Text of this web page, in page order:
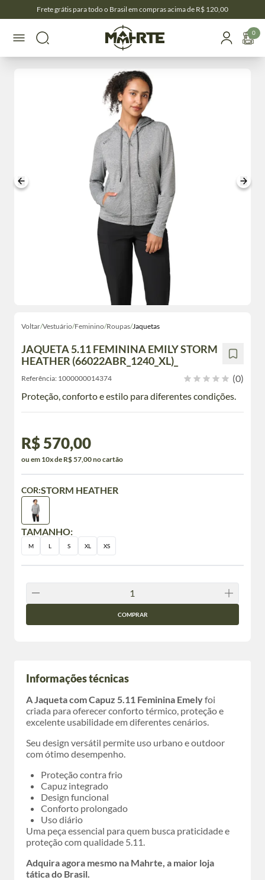
Frete grátis para todo o Brasil em compras acima de R$ 120,00
0
Voltar/Vestuário/Feminino/Roupas/Jaquetas
JAQUETA 5.11 FEMININA EMILY STORM
HEATHER (66022ABR_1240_XL)_
Referência: 1000000014374
(0)
Proteção, conforto e estilo para diferentes condições.
R$ 570,00
ou em 10x de R$ 57,00 no cartão
TAMANHO:
M L S XL XS
COR:STORM HEATHER
COMPRAR
Informações técnicas
A Jaqueta com Capuz 5.11 Feminina Emelyfoi
criada para oferecer conforto térmico, proteção e
excelente usabilidade em diferentes cenários.
Seu design versátil permite uso urbano e outdoor
com ótimo desempenho.
Proteção contra frio
Capuz integrado
Design funcional
Conforto prolongado
Uso diário
Uma peça essencial para quem busca praticidade e
proteção com qualidade 5.11.
Adquira agora mesmo na Mahrte, a maior loja
tática do Brasil.